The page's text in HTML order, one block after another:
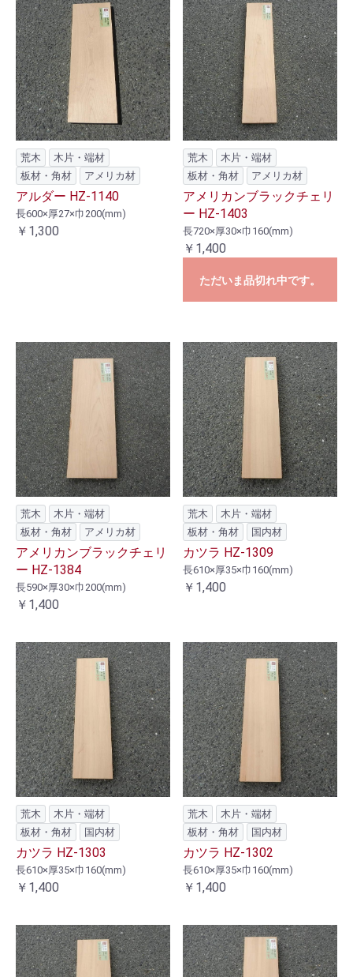
荒木
木片・端材
板材・角材
アメリカ材
アルダー HZ-1140
長600×厚27×巾200(mm)
￥1,300
荒木
木片・端材
板材・角材
アメリカ材
アメリカンブラックチェリ
ー HZ-1403
長720×厚30×巾160(mm)
￥1,400
ただいま品切れ中です。
荒木
木片・端材
板材・角材
アメリカ材
アメリカンブラックチェリ
ー HZ-1384
長590×厚30×巾200(mm)
￥1,400
荒木
木片・端材
板材・角材
国内材
カツラ HZ-1309
長610×厚35×巾160(mm)
￥1,400
荒木
木片・端材
板材・角材
国内材
カツラ HZ-1303
長610×厚35×巾160(mm)
￥1,400
荒木
木片・端材
板材・角材
国内材
カツラ HZ-1302
長610×厚35×巾160(mm)
￥1,400